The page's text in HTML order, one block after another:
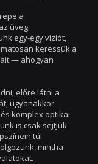
a
üveg
egy-egy víziót,
keressük a
— ahogyan
előre látni a
ugyanakkor
komplex optikai
is csak sejtjük,
túl
mintha